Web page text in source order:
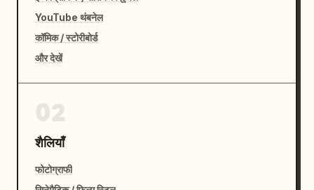
YouTube थंबनेल
कॉमिक / स्टोरीबोर्ड
और देखें
शैलियाँ
फोटोग्राफी